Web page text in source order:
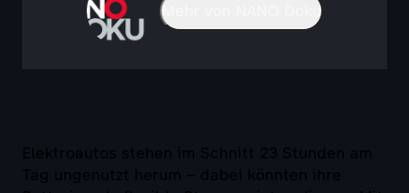
Mehr von NANO Doku
Elektroautos stehen im Schnitt 23 Stunden am
Tag ungenutzt herum – dabei könnten ihre